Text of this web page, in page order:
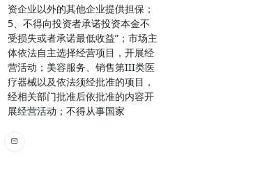
资企业以外的其他企业提供担保；
5、不得向投资者承诺投资本金不
受损失或者承诺最低收益”；市场主
体依法自主选择经营项目，开展经
营活动；美容服务、销售第III类医
疗器械以及依法须经批准的项目，
经相关部门批准后依批准的内容开
展经营活动；不得从事国家